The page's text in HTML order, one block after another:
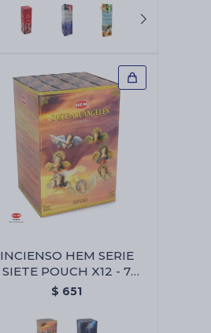
INCIENSO HEM SERIE
SIETE POUCH X12 - 7
Arcangeles
$ 651